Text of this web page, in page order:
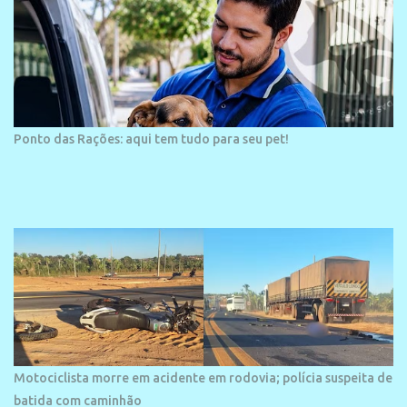
Ponto das Rações: aqui tem tudo para seu pet!
Motociclista morre em acidente em rodovia; polícia suspeita de
batida com caminhão